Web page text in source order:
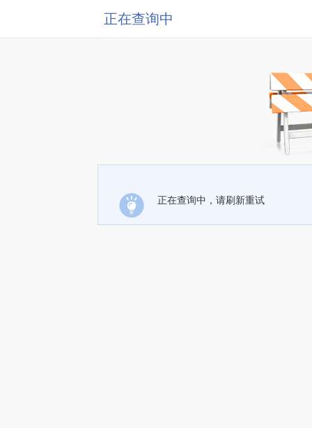
正在查询中
正在查询中，请刷新重试